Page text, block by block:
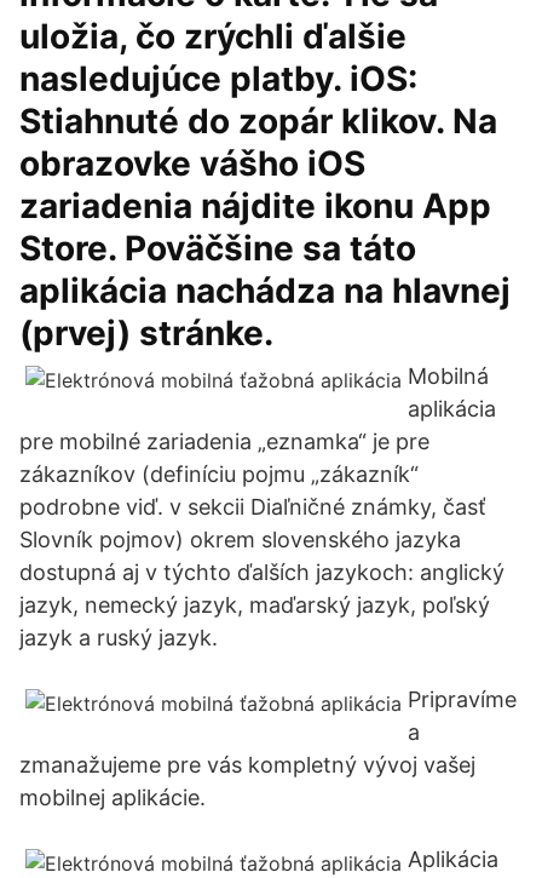
uložia, čo zrýchli ďalšie
nasledujúce platby. iOS:
Stiahnuté do zopár klikov. Na
obrazovke vášho iOS
zariadenia nájdite ikonu App
Store. Poväčšine sa táto
aplikácia nachádza na hlavnej
(prvej) stránke.
Mobilná
aplikácia
pre mobilné zariadenia „eznamka“ je pre
zákazníkov (definíciu pojmu „zákazník“
podrobne viď. v sekcii Diaľničné známky, časť
Slovník pojmov) okrem slovenského jazyka
dostupná aj v týchto ďalších jazykoch: anglický
jazyk, nemecký jazyk, maďarský jazyk, poľský
jazyk a ruský jazyk.
Pripravíme
a
zmanažujeme pre vás kompletný vývoj vašej
mobilnej aplikácie.
Aplikácia